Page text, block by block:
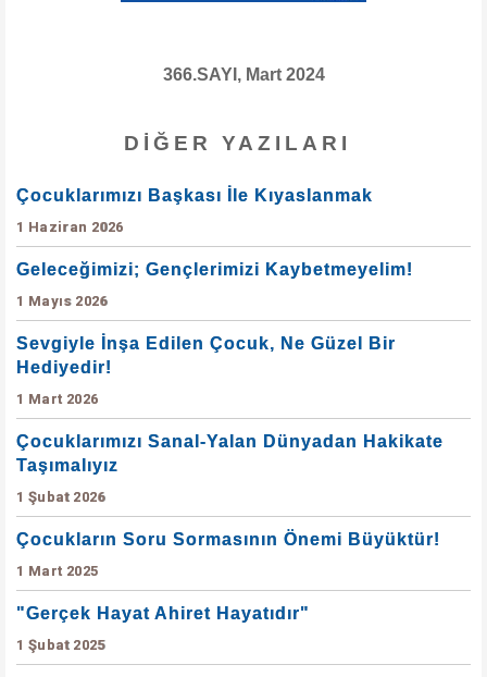
366.SAYI, Mart 2024
DIĞER YAZILARI
Çocuklarımızı Başkası İle Kıyaslanmak
1 Haziran 2026
Geleceğimizi; Gençlerimizi Kaybetmeyelim!
1 Mayıs 2026
Sevgiyle İnşa Edilen Çocuk, Ne Güzel Bir
Hediyedir!
1 Mart 2026
Çocuklarımızı Sanal-Yalan Dünyadan Hakikate
Taşımalıyız
1 Şubat 2026
Çocukların Soru Sormasının Önemi Büyüktür!
1 Mart 2025
"Gerçek Hayat Ahiret Hayatıdır"
1 Şubat 2025